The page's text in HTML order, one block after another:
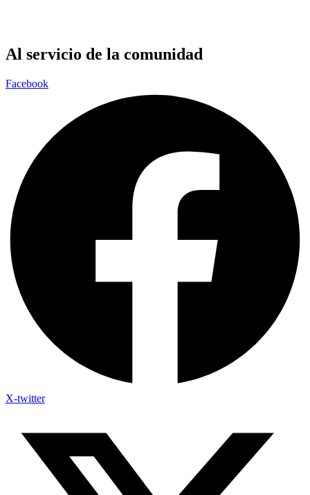
Al servicio de la comunidad
Facebook
X-twitter